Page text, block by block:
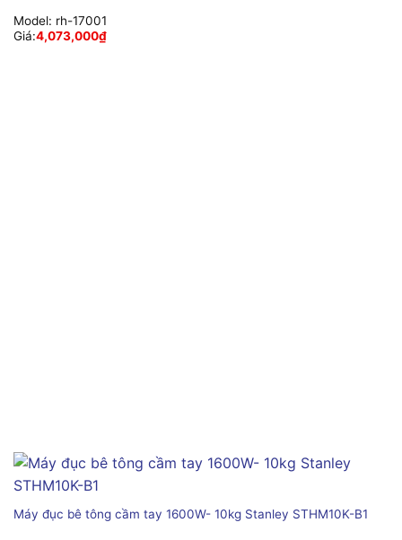
Model: rh-17001
Giá:4,073,000₫
Máy đục bê tông cầm tay 1600W- 10kg Stanley STHM10K-B1